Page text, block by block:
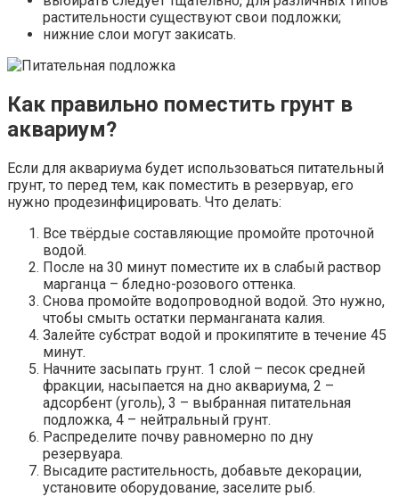
растительности существуют свои подложки;
нижние слои могут закисать.
Как правильно поместить грунт в
аквариум?
Если для аквариума будет использоваться питательный
грунт, то перед тем, как поместить в резервуар, его
нужно продезинфицировать. Что делать:
Все твёрдые составляющие промойте проточной
водой.
После на 30 минут поместите их в слабый раствор
марганца – бледно-розового оттенка.
Снова промойте водопроводной водой. Это нужно,
чтобы смыть остатки перманганата калия.
Залейте субстрат водой и прокипятите в течение 45
минут.
Начните засыпать грунт. 1 слой – песок средней
фракции, насыпается на дно аквариума, 2 –
адсорбент (уголь), 3 – выбранная питательная
подложка, 4 – нейтральный грунт.
Распределите почву равномерно по дну
резервуара.
Высадите растительность, добавьте декорации,
установите оборудование, заселите рыб.